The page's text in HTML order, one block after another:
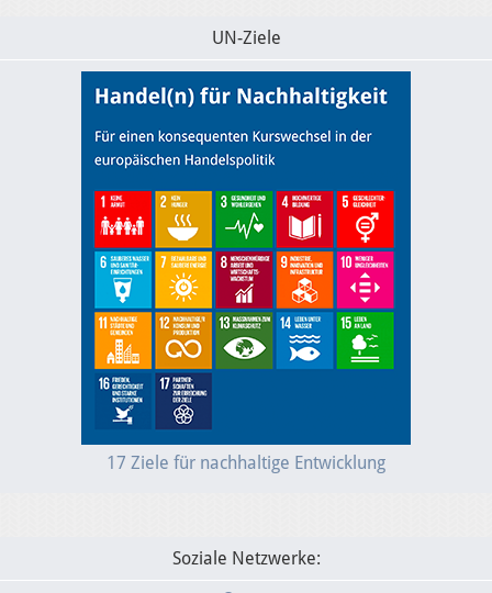
UN-Ziele
17 Ziele für nachhaltige Entwicklung
Soziale Netzwerke: